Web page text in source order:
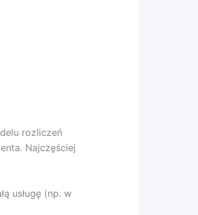
rozliczeń
Najczęściej
usługę (np. w